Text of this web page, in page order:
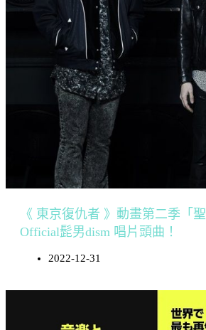
《 東京復仇者 》動畫第二季「
Official髭男dism 唱片頭曲！
2022-12-31